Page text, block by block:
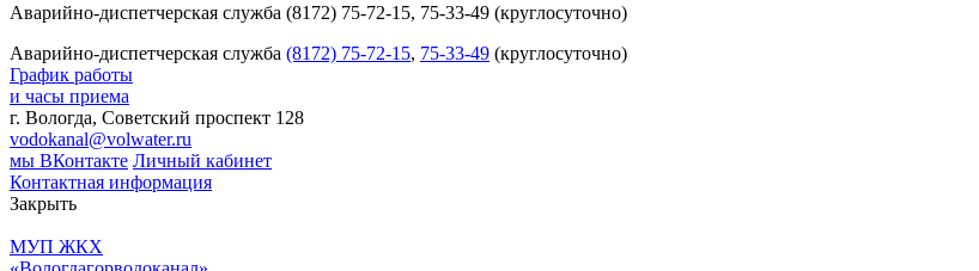
Аварийно-диспетчерская служба (8172) 75-72-15, 75-33-49 (круглосуточно)
Аварийно-диспетчерская служба (8172) 75-72-15, 75-33-49 (круглосуточно)
График работы
и часы приема
г. Вологда, Советский проспект 128
vodokanal@volwater.ru
мы ВКонтакте Личный кабинет
Контактная информация
Закрыть
МУП ЖКХ